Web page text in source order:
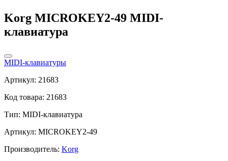
Korg MICROKEY2-49 MIDI-
клавиатура
MIDI-клавиатуры
Артикул: 21683
Код товара: 21683
Тип: MIDI-клавиатура
Артикул: MICROKEY2-49
Производитель: Korg